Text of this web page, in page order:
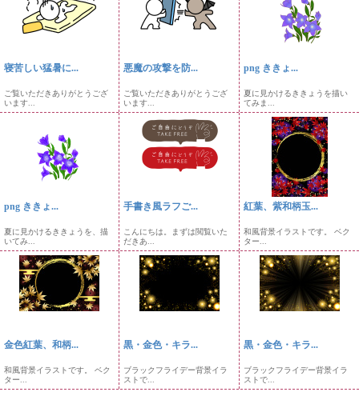
寝苦しい猛暑に...
ご覧いただきありがとうござ
います...
悪魔の攻撃を防...
ご覧いただきありがとうござ
います...
png ききょ...
夏に見かけるききょうを描い
てみま...
png ききょ...
夏に見かけるききょうを、描
いてみ...
手書き風ラフご...
こんにちは。まずは閲覧いた
だきあ...
紅葉、紫和柄玉...
和風背景イラストです。 ベク
ター...
金色紅葉、和柄...
和風背景イラストです。 ベク
ター...
黒・金色・キラ...
ブラックフライデー背景イラ
ストで...
黒・金色・キラ...
ブラックフライデー背景イラ
ストで...